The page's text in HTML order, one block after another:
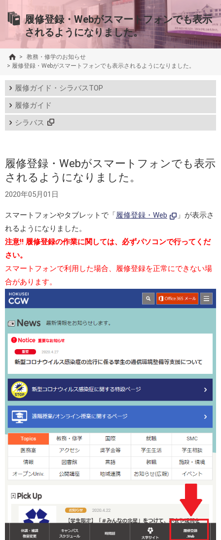
履修登録・Webがスマートフォンでも表示
されるようになりました。
>
教務・修学のお知らせ
> 履修登録・Webがスマートフォンでも表示されるようになりました。
履修ガイド・シラバスTOP
履修ガイド
シラバス
履修登録・Webがスマートフォンでも表示
されるようになりました。
2020年05月01日
スマートフォンやタブレットで「履修登録・Web
」が表示さ
れるようになりました。
注意!! 履修登録の作業に関しては、必ずパソコンで行ってくだ
さい。
スマートフォンで利用した場合、履修登録を正常にできない場
合があります。